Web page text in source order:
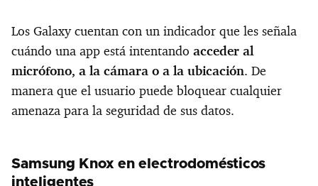
Los Galaxy cuentan con un indicador que les señala
cuándo una app está intentando acceder al
micrófono, a la cámara o a la ubicación. De
manera que el usuario puede bloquear cualquier
amenaza para la seguridad de sus datos.
Samsung Knox en electrodomésticos
inteligentes